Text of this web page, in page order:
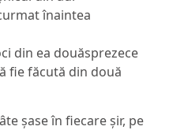
înaintea
din ea douăsprezece
fie făcută din două
șase în fiecare șir, pe